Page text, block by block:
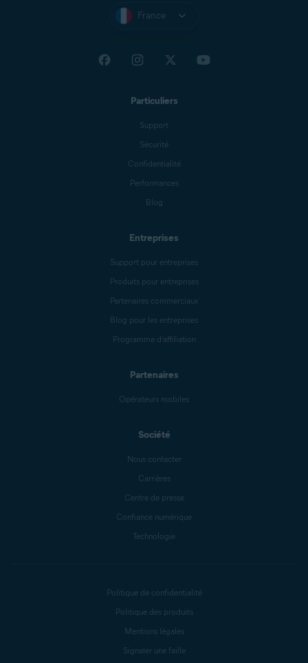
France
Particuliers
Support
Sécurité
Confidentialité
Performances
Blog
Entreprises
Support pour entreprises
Produits pour entreprises
Partenaires commerciaux
Blog pour les entreprises
Programme d’affiliation
Partenaires
Opérateurs mobiles
Société
Nous contacter
Carrières
Centre de presse
Confiance numérique
Technologie
Politique de confidentialité
Politique des produits
Mentions légales
Signaler une faille